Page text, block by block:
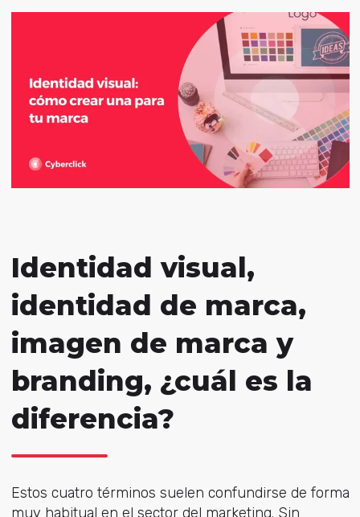
Identidad visual,
identidad de marca,
imagen de marca y
branding, ¿cuál es la
diferencia?
Estos cuatro términos suelen confundirse de forma
muy habitual en el sector del marketing. Sin